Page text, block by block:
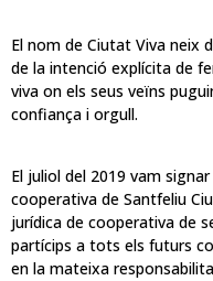
El nom de Ciutat Viva neix
de la intenció explícita de
viva on els seus veïns
confiança i orgull.
El juliol del 2019 vam
cooperativa de Santfeliu
jurídica de cooperativa de
partícips a tots els futurs
en la mateixa